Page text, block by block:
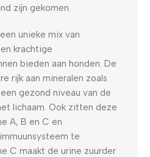
zijn gekomen.
unieke mix van
krachtige
bieden aan honden. De
rijk aan mineralen zoals
gezond niveau van de
lichaam. Ook zitten deze
A, B en C en
te
C maakt de urine zuurder